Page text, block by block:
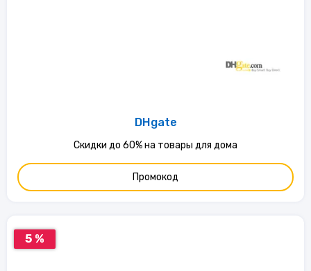
DHgate
Скидки до 60% на товары для дома
Промокод
5 %